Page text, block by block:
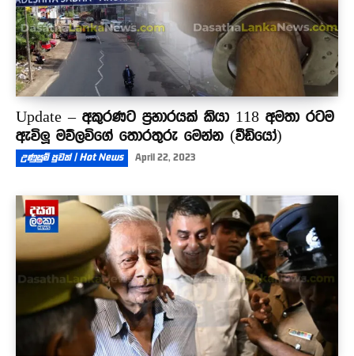
Update – අකුරණට ප්‍රහාරයක් කියා 118 අමතා රටම
ඇවිලූ මව්ලවිගේ තොරතුරු මෙන්න (වීඩියෝ)
උණුසුම් පුවත් | Hot News April 22, 2023